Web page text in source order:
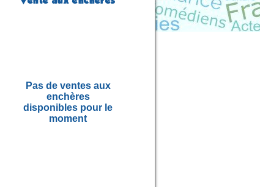
Pas de ventes aux
enchères
disponibles pour le
moment